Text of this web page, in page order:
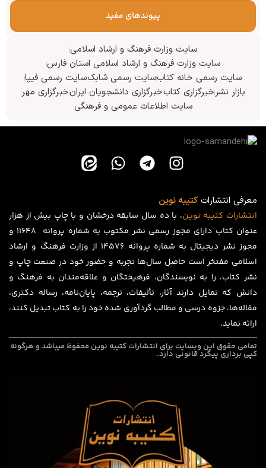
پیوندهای مفید
سایت وزارت فرهنگ و ارشاد اسلامی
سایت وزارت فرهنگ و ارشاد اسلامی استان فارس
سایت رسمی خانه کتابسایت رسمی شابکسایت رسمی فیپا
بازار نشرخبرگزاری کتابخبرگزاری دانشجویان ایرانخبرگزاری مهر
سایت اطلاعات عمومی و فرهنگی
معرفی انتشاراتکتیبه نوین
انتشارات کتیبه نوین، با ده سال سابقه درخشان و با چاپ بیش از هزار
عنوان کتاب دارای مجوز رسمی نشر مکتوب به شماره پروانه ۱۱۶۴۸ و
مجوز نشر دیجیتال به شماره پروانه 14576 از وزارت فرهنگ و ارشاد
اسلامی مفتخر است حاصل سال‌ها تجربه و حضور خود در صنعت چاپ و
نشر کتاب، را به نویسندگان، فرهیختگان و علاقه‌مندان به فرهنگ و
دانش که تمایل دارند آثار، تألیفات، ترجمه، پایان‌نامه، رساله دکتری،
مقاله‌ها، جزوه درسی و مطالب گردآوری شده خود را به کتاب تبدیل کنند،
ارائه نماید.
تمامی حقوق این وبسایت برای انتشارات کتیبه نوین محفوظ میباشد و هرگونه
کپی برداری پیگرد قانونی دارد.